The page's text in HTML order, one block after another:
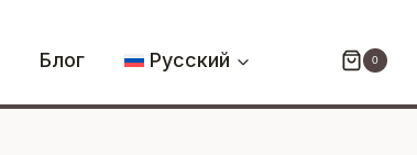
Блог Русский 0
ESSENTIALS
VOAL